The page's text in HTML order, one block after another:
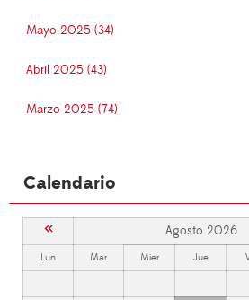
Mayo 2025 (34)
Abril 2025 (43)
Marzo 2025 (74)
Calendario
« Agosto 2026
Lun Mar Mier Jue